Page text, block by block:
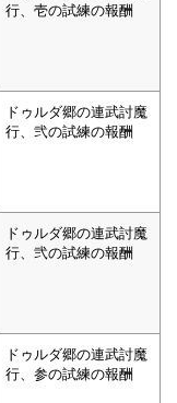
行、壱の試練の報酬
ドゥルダ郷の連武討魔
行、弐の試練の報酬
ドゥルダ郷の連武討魔
行、弐の試練の報酬
ドゥルダ郷の連武討魔
行、参の試練の報酬